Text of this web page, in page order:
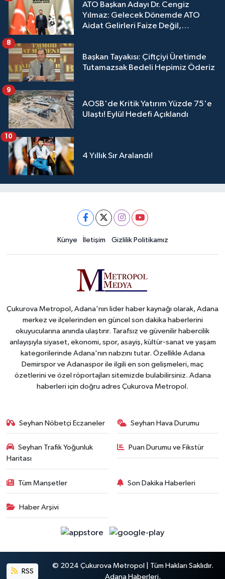
ATO Başkan Adayı Dr. Cengiz
Yılmaz: Gelecek Dönemde ATO
Aidat Gelirleri Faize Değil,
Başkan Tayakısı: Çiftçiyi Üretimde
Tutamazsak Bedeli Hepimiz Öderiz
8
AOSB'de Kritik Yatırım Yüzde 75'e
Ulaştı! Eylül Hedefi Açıklandı
9
4 Yıllık Sır Aralandı!
10
Künye İletişim Gizlilik Politikamız
Çukurova Metropol, Adana'nın lider haber kaynağı olarak, Adana
merkez ve ilçelerinden en güncel son dakika haberlerini
okuyucularına anında ulaştırır. Tarafsız ve güvenilir habercilik
anlayışıyla siyaset, ekonomi, spor, asayiş, kültür-sanat ve yaşam
kategorilerinde Adana'nın nabzını tutar. Özellikle Adana
Demirspor ve Adanaspor ile ilgili en son gelişmeleri, maç
özetlerini ve özel röportajları sitemizde bulabilirsiniz. Adana
haberleri için doğru adres Çukurova Metropol.
Seyhan Nöbetçi Eczaneler Seyhan Hava Durumu
Seyhan Trafik Yoğunluk
Haritası
Puan Durumu ve Fikstür
Tüm Manşetler Son Dakika Haberleri
Haber Arşivi
RSS
© 2024 Çukurova Metropol | Tüm Hakları Saklıdır.
Adana Haberleri.